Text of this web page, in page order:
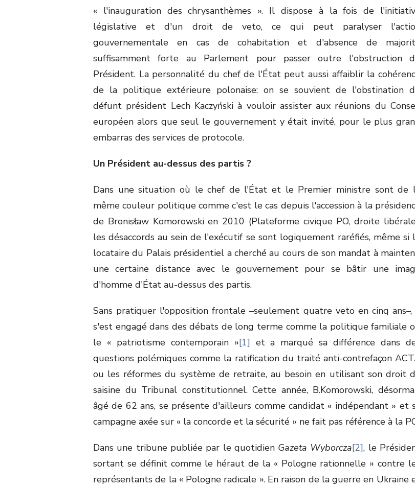
« l'inauguration des chrysanthèmes ». Il dispose à la fois de
législative et d'un droit de veto, ce qui peut paralyser
gouvernementale en cas de cohabitation et d'absence de
suffisamment forte au Parlement pour passer outre l'obstruction
Président. La personnalité du chef de l'État peut aussi affaiblir la
de la politique extérieure polonaise: on se souvient de l'obstination
défunt président Lech Kaczyński à vouloir assister aux réunions du
européen alors que seul le gouvernement y était invité, pour le plus
embarras des services de protocole.
Un Président au-dessus des partis ?
Dans une situation où le chef de l'État et le Premier ministre sont de
même couleur politique comme c'est le cas depuis l'accession à la
de Bronisław Komorowski en 2010 (Plateforme civique PO, droite
les désaccords au sein de l'exécutif se sont logiquement raréfiés, même si
locataire du Palais présidentiel a cherché au cours de son mandat à
une certaine distance avec le gouvernement pour se bâtir une
d'homme d'État au-dessus des partis.
Sans pratiquer l'opposition frontale –seulement quatre veto en cinq
s'est engagé dans des débats de long terme comme la politique familiale
le « patriotisme contemporain »[1] et a marqué sa différence dans
questions polémiques comme la ratification du traité anti-contrefaçon
ou les réformes du système de retraite, au besoin en utilisant son droit
saisine du Tribunal constitutionnel. Cette année, B.Komorowski,
âgé de 62 ans, se présente d'ailleurs comme candidat « indépendant » et
campagne axée sur « la concorde et la sécurité » ne fait pas référence à la
Dans une tribune publiée par le quotidien Gazeta Wyborcza[2], le
sortant se définit comme le héraut de la « Pologne rationnelle » contre
représentants de la « Pologne radicale ». En raison de la guerre en Ukraine